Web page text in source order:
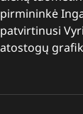
pirmininkė
patvirtinusi
atostogų